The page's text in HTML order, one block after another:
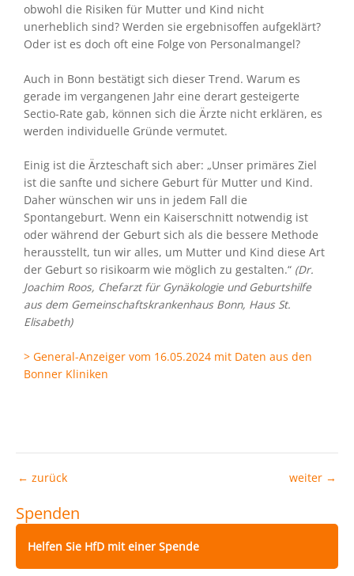
obwohl die Risiken für Mutter und Kind nicht
unerheblich sind? Werden sie ergebnisoffen aufgeklärt?
Oder ist es doch oft eine Folge von Personalmangel?
Auch in Bonn bestätigt sich dieser Trend. Warum es
gerade im vergangenen Jahr eine derart gesteigerte
Sectio-Rate gab, können sich die Ärzte nicht erklären, es
werden individuelle Gründe vermutet.
Einig ist die Ärzteschaft sich aber: „Unser primäres Ziel
ist die sanfte und sichere Geburt für Mutter und Kind.
Daher wünschen wir uns in jedem Fall die
Spontangeburt. Wenn ein Kaiserschnitt notwendig ist
oder während der Geburt sich als die bessere Methode
herausstellt, tun wir alles, um Mutter und Kind diese Art
der Geburt so risikoarm wie möglich zu gestalten.“ (Dr.
Joachim Roos, Chefarzt für Gynäkologie und Geburtshilfe
aus dem Gemeinschaftskrankenhaus Bonn, Haus St.
Elisabeth)
> General-Anzeiger vom 16.05.2024 mit Daten aus den
Bonner Kliniken
← zurück weiter →
Spenden
Helfen Sie HfD mit einer Spende